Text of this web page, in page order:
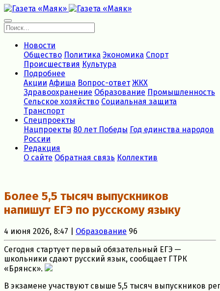
Новости
Общество Политика Экономика Спорт
Происшествия Культура
Подробнее
Акции Афиша Вопрос-ответ ЖКХ
Здравоохранение Образование Промышленность
Сельское хозяйство Социальная защита
Транспорт
Спецпроекты
Нацпроекты 80 лет Победы Год единства народов
России
Редакция
О сайте Обратная связь Коллектив
Более 5,5 тысяч выпускников
напишут ЕГЭ по русскому языку
4 июня 2026, 8:47 | Образование 96
Сегодня стартует первый обязательный ЕГЭ —
школьники сдают русский язык, сообщает ГТРК
«Брянск».
В экзамене участвуют свыше 5,5 тысяч выпускников